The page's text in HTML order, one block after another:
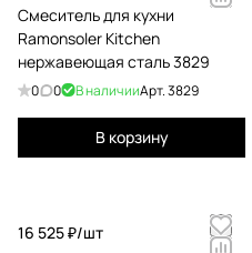
Смеситель для кухни
Ramonsoler Kitchen
нержавеющая сталь 3829
0 0 В наличииАрт.3829
В корзину
16 525 ₽/шт